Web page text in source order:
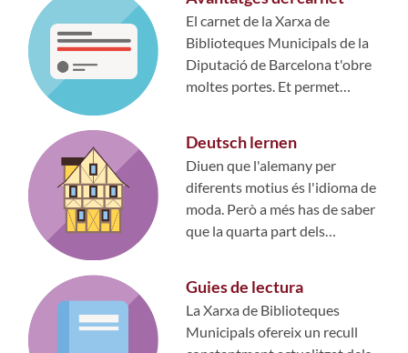
El carnet de la Xarxa de
Biblioteques Municipals de la
Diputació de Barcelona t'obre
moltes portes. Et permet
Deutsch lernen
Diuen que l'alemany per
diferents motius és l'idioma de
moda. Però a més has de saber
que la quarta part dels
Guies de lectura
La Xarxa de Biblioteques
Municipals ofereix un recull